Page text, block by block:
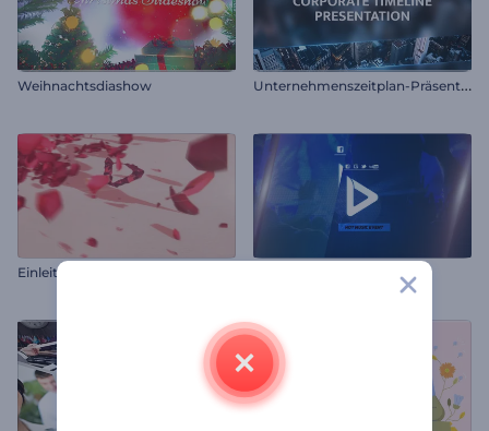
Weihnachtsdiashow U
nternehmenszeitplan-Präsentation
Einleitung zum Valentinstag